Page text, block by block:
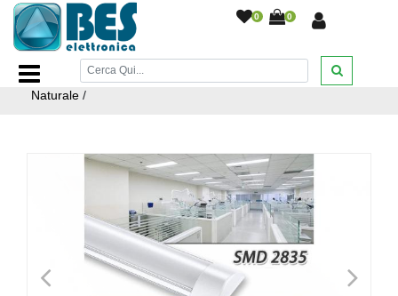
0 0
Home Page/ILLUMINAZIONE
Barra Led smd
Soffitto 50W Plafoniera Soffitto Slim Interna 120cm Luce
Naturale /
< >